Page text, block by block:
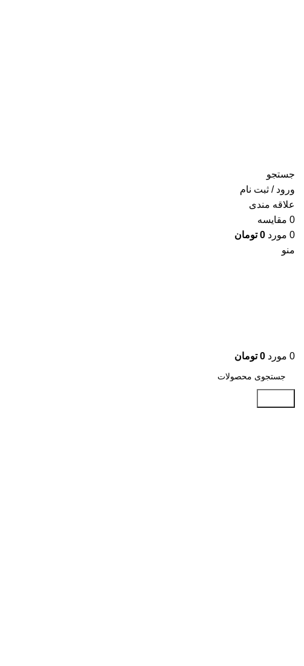
جستجو
ورود / ثبت نام
علاقه مندی
0 مقايسه
0 مورد 0 تومان
منو
0 مورد 0 تومان